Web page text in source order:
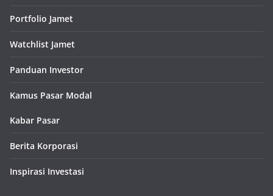
Portfolio Jamet
Watchlist Jamet
Panduan Investor
Kamus Pasar Modal
Kabar Pasar
Berita Korporasi
Inspirasi Investasi